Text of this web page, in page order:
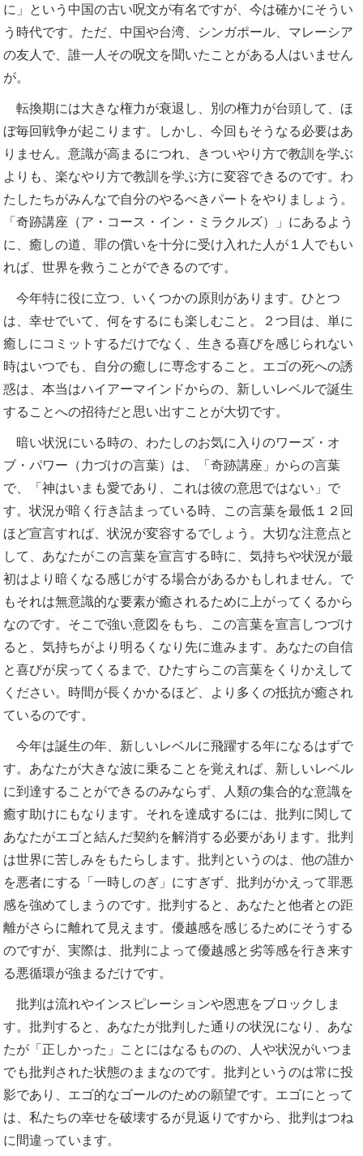
に」という中国の古い呪文が有名ですが、今は確かにそうい
う時代です。ただ、中国や台湾、シンガポール、マレーシア
の友人で、誰一人その呪文を聞いたことがある人はいません
が。
転換期には大きな権力が衰退し、別の権力が台頭して、ほ
ぼ毎回戦争が起こります。しかし、今回もそうなる必要はあ
りません。意識が高まるにつれ、きついやり方で教訓を学ぶ
よりも、楽なやり方で教訓を学ぶ方に変容できるのです。わ
たしたちがみんなで自分のやるべきパートをやりましょう。
「奇跡講座（ア・コース・イン・ミラクルズ）」にあるよう
に、癒しの道、罪の償いを十分に受け入れた人が１人でもい
れば、世界を救うことができるのです。
今年特に役に立つ、いくつかの原則があります。ひとつ
は、幸せでいて、何をするにも楽しむこと。２つ目は、単に
癒しにコミットするだけでなく、生きる喜びを感じられない
時はいつでも、自分の癒しに専念すること。エゴの死への誘
惑は、本当はハイアーマインドからの、新しいレベルで誕生
することへの招待だと思い出すことが大切です。
暗い状況にいる時の、わたしのお気に入りのワーズ・オ
ブ・パワー（力づけの言葉）は、「奇跡講座」からの言葉
で、「神はいまも愛であり、これは彼の意思ではない」で
す。状況が暗く行き詰まっている時、この言葉を最低１２回
ほど宣言すれば、状況が変容するでしょう。大切な注意点と
して、あなたがこの言葉を宣言する時に、気持ちや状況が最
初はより暗くなる感じがする場合があるかもしれません。で
もそれは無意識的な要素が癒されるために上がってくるから
なのです。そこで強い意図をもち、この言葉を宣言しつづけ
ると、気持ちがより明るくなり先に進みます。あなたの自信
と喜びが戻ってくるまで、ひたすらこの言葉をくりかえして
ください。時間が長くかかるほど、より多くの抵抗が癒され
ているのです。
今年は誕生の年、新しいレベルに飛躍する年になるはずで
す。あなたが大きな波に乗ることを覚えれば、新しいレベル
に到達することができるのみならず、人類の集合的な意識を
癒す助けにもなります。それを達成するには、批判に関して
あなたがエゴと結んだ契約を解消する必要があります。批判
は世界に苦しみをもたらします。批判というのは、他の誰か
を悪者にする「一時しのぎ」にすぎず、批判がかえって罪悪
感を強めてしまうのです。批判すると、あなたと他者との距
離がさらに離れて見えます。優越感を感じるためにそうする
のですが、実際は、批判によって優越感と劣等感を行き来す
る悪循環が強まるだけです。
批判は流れやインスピレーションや恩恵をブロックしま
す。批判すると、あなたが批判した通りの状況になり、あな
たが「正しかった」ことにはなるものの、人や状況がいつま
でも批判された状態のままなのです。批判というのは常に投
影であり、エゴ的なゴールのための願望です。エゴにとって
は、私たちの幸せを破壊するが見返りですから、批判はつね
に間違っています。